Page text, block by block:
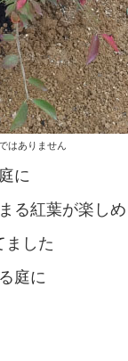
ありません
に
紅葉が楽しめ
ました
庭に